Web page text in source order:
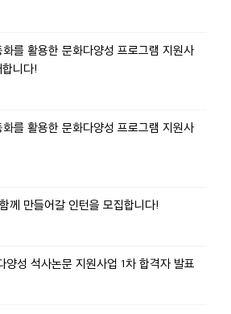
를 활용한 문화다양성 프로그램 지원사
니다!
를 활용한 문화다양성 프로그램 지원사
께 만들어갈 인턴을 모집합니다!
성 석사논문 지원사업 1차 합격자 발표